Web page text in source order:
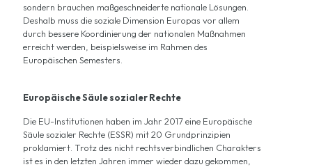
sondern brauchen maßgeschneiderte nationale Lösungen.
Deshalb muss die soziale Dimension Europas vor allem
durch bessere Koordinierung der nationalen Maßnahmen
erreicht werden, beispielsweise im Rahmen des
Europäischen Semesters.
Europäische Säule sozialer Rechte
Die EU-Institutionen haben im Jahr 2017 eine Europäische
Säule sozialer Rechte (ESSR) mit 20 Grundprinzipien
proklamiert. Trotz des nicht rechtsverbindlichen Charakters
ist es in den letzten Jahren immer wieder dazu gekommen,